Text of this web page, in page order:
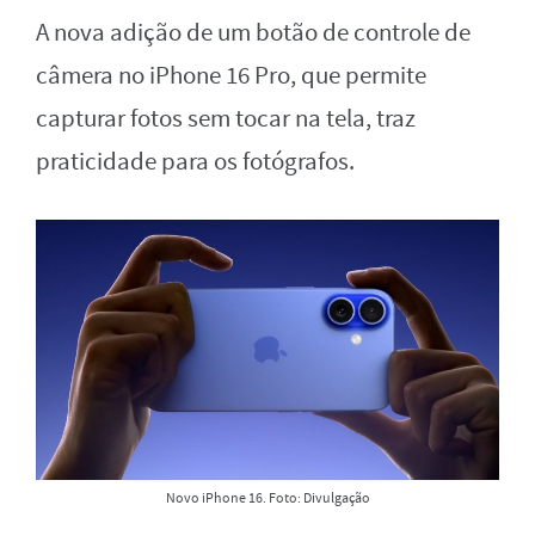
A nova adição de um botão de controle de
câmera no iPhone 16 Pro, que permite
capturar fotos sem tocar na tela, traz
praticidade para os fotógrafos.
Novo iPhone 16. Foto: Divulgação